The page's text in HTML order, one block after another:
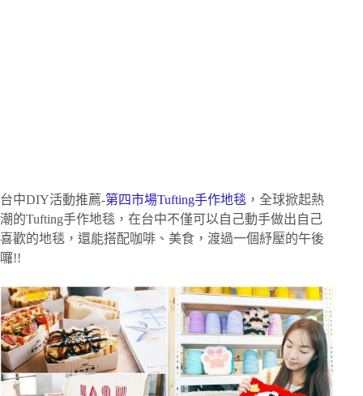
台中DIY活動推薦-第四市場Tufting手作地毯 ，全球掀起熱
潮的Tufting手作地毯，在台中不僅可以自己動手做出自己
喜歡的地毯，還能搭配咖啡、美食，渡過一個紓壓的午後
囉!!